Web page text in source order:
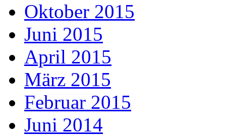
Oktober 2015
Juni 2015
April 2015
März 2015
Februar 2015
Juni 2014